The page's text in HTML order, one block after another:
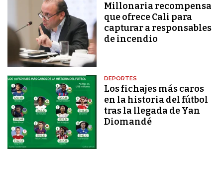
Millonaria recompensa
que ofrece Cali para
capturar a responsables
de incendio
DEPORTES
Los fichajes más caros
en la historia del fútbol
tras la llegada de Yan
Diomandé